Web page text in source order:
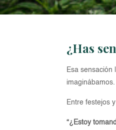
¿Has
Esa
imaginábamos.
Entre festejos
“¿Estoy